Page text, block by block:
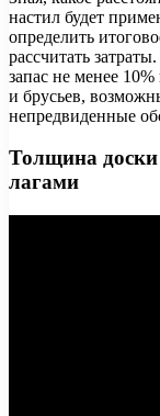
настил будет
определить
рассчитать
запас не менее
и брусьев,
непредвиденные
Толщина доски
лагами